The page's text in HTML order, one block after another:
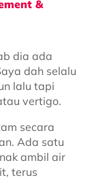
&
dia ada
dah selalu
lalu tapi
vertigo.
secara
Ada satu
ambil air
terus